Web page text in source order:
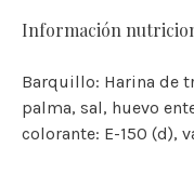
Información
Barquillo: Harina de
palma, sal, huevo
colorante: E-150 (d),